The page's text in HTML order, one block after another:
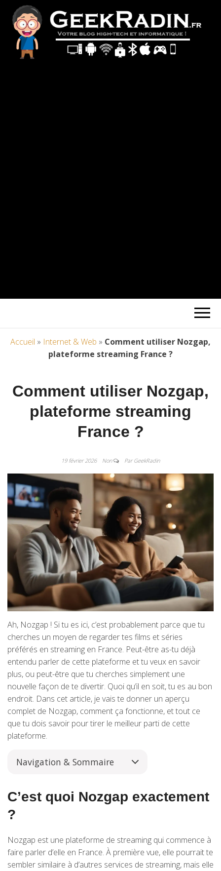
Accueil » Internet & Web » Comment utiliser Nozgap,
plateforme streaming France ?
Comment utiliser Nozgap,
plateforme streaming
France ?
19 février 2026 Non Par GeekRadin
Ah, Nozgap ! Si tu es ici, c’est probablement parce que tu
cherches un moyen de regarder tes films et séries
préférés en streaming en France. Peut-être as-tu déjà
entendu parler de cette plateforme et tu veux en savoir
plus, ou peut-être que tu cherches simplement une
nouvelle façon de te divertir. Quoi qu’il en soit, tu es au bon
endroit. Dans cet article, je vais te donner un aperçu
complet de Nozgap, comment ça fonctionne, et tout ce
que tu dois savoir pour tirer le meilleur parti de cette
plateforme.
Navigation & Sommaire
C’est quoi Nozgap exactement
?
Nozgap est une plateforme de streaming qui commence à
faire parler d’elle en France. À première vue, elle pourrait te
sembler similaire à d’autres services de streaming, mais elle